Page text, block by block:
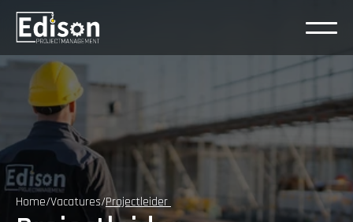
Home/Vacatures/Projectleider